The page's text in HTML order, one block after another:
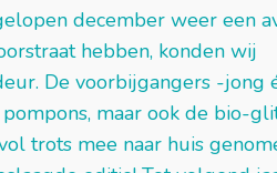
december weer een
hebben, konden wij
De voorbijgangers -jong
maar ook de bio-
trots mee naar huis